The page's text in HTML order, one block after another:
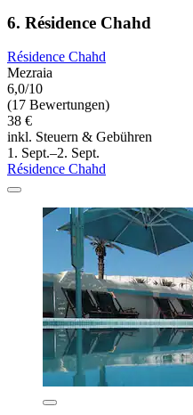
6. Résidence Chahd
Résidence Chahd
Mezraia
6,0/10
(17 Bewertungen)
38 €
inkl. Steuern & Gebühren
1. Sept.–2. Sept.
Résidence Chahd